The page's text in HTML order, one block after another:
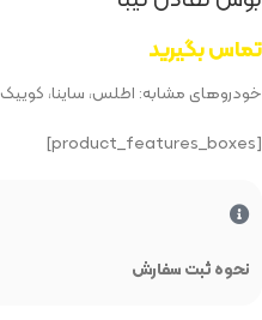
تماس بگیرید
خودروهای مشابه: اطلس، ساینا، کوییک
[product_features_boxes]
نحوه ثبت سفارش